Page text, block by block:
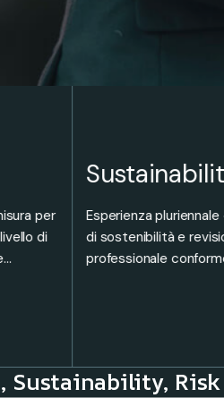
Risk
Aiutiamo le
personalizzato, a
potrebbero
Sustainability,